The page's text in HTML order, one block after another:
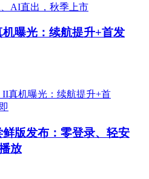
曝光：续航提升+首发
版发布：零登录、轻安
放